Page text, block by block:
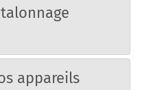
appareils